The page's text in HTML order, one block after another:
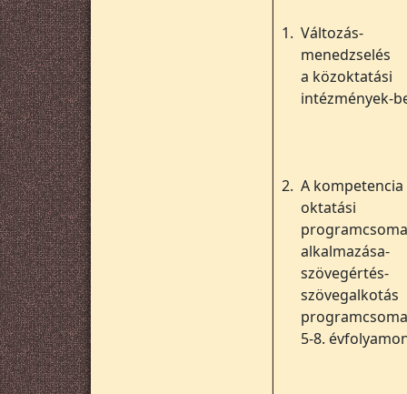
1. Változás-
menedzselés
a közoktatási
intézmények-
2. A
oktatási
alkalmazása-
szövegértés-
szövegalkotás
5-8.